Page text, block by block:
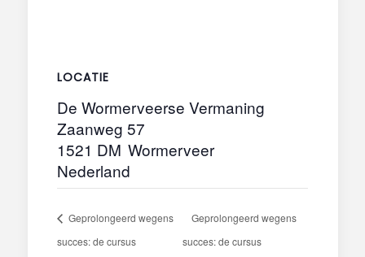
LOCATIE
De Wormerveerse Vermaning
Zaanweg 57
Wormerveer
1521 DM
Nederland
Geprolongeerd wegens
succes: de cursus
Geprolongeerd wegens
succes: de cursus